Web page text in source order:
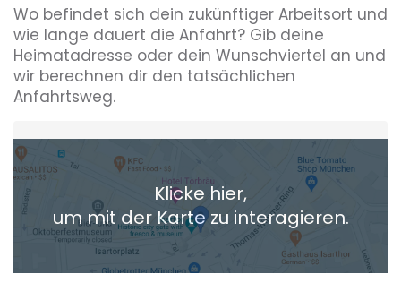
Wo befindet sich dein zukünftiger Arbeitsort und
wie lange dauert die Anfahrt? Gib deine
Heimatadresse oder dein Wunschviertel an und
wir berechnen dir den tatsächlichen
Anfahrtsweg.
Heimatadresse oder Wunschort
+ Aktuellen Standort hinzufügen
Die berechneten Anreisezeiten basieren auf den
Verkehrsdaten eines typischen Dienstag morgens um 8:30.
Klicke hier,
um mit der Karte zu interagieren.